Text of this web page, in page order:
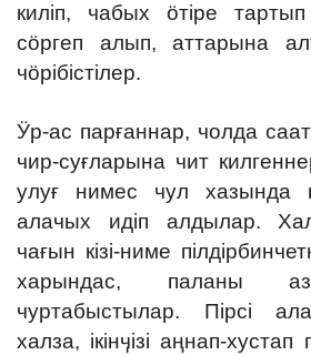
киліп, чабых ӧтіре
сӧргеп алып, аттарына
чӧрібістілер.
Ӱр-ас парғаннар, чолда
чир-суғларына чит
улуғ нимес чул хазында
алачых идіп алдылар.
чағын кізі-ниме
харындас, паланы
чуртабыстылар. Пірсі
халза, ікінӌізі аңнап-